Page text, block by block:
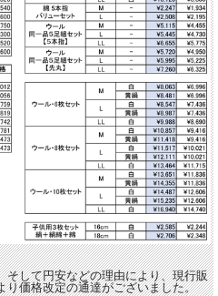
そして円安などの理由により、現行販
り価格改定の通達がございました。